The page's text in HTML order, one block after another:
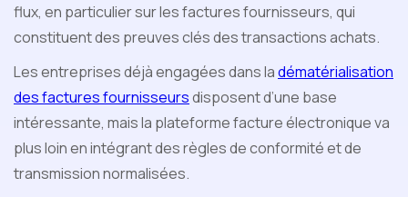
flux, en particulier sur les factures fournisseurs, qui
constituent des preuves clés des transactions achats.
Les entreprises déjà engagées dans ladématérialisation
des factures fournisseursdisposent d’une base
intéressante, mais la plateforme facture électronique va
plus loin en intégrant des règles de conformité et de
transmission normalisées.